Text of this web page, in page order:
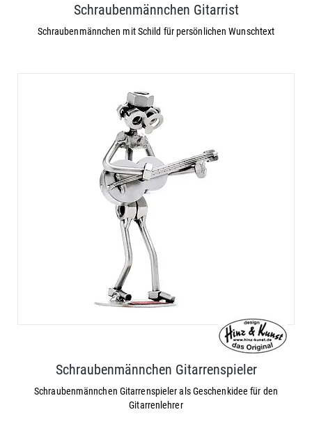
Schraubenmännchen Gitarrist
Schraubenmännchen mit Schild für persönlichen Wunschtext
Schraubenmännchen Gitarrenspieler
Schraubenmännchen Gitarrenspieler als Geschenkidee für den
Gitarrenlehrer